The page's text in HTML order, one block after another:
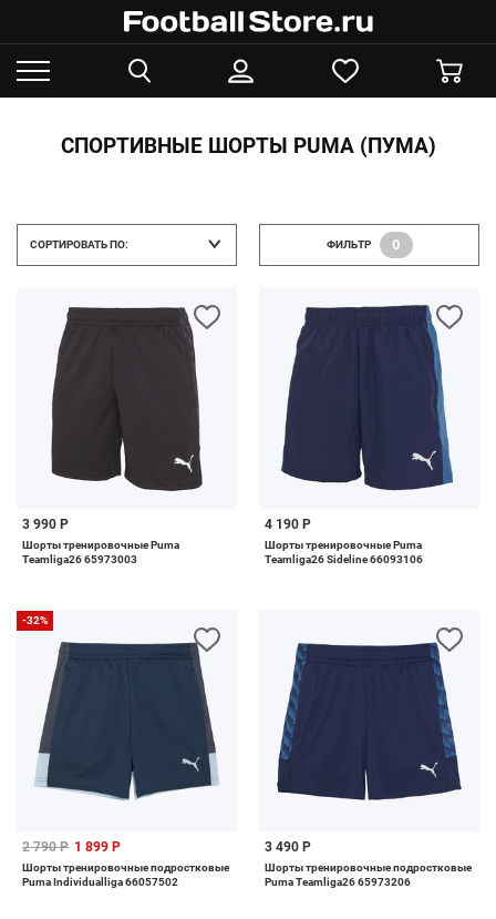
СПОРТИВНЫЕ ШОРТЫ PUMA (ПУМА)
СОРТИРОВАТЬ ПО: ФИЛЬТР 0
3 990 Р
Шорты тренировочные Puma
Teamliga26 65973003
4 190 Р
Шорты тренировочные Puma
Teamliga26 Sideline 66093106
-32%
2 790 Р 1 899 Р
Шорты тренировочные подростковые
Puma Individualliga 66057502
3 490 Р
Шорты тренировочные подростковые
Puma Teamliga26 65973206